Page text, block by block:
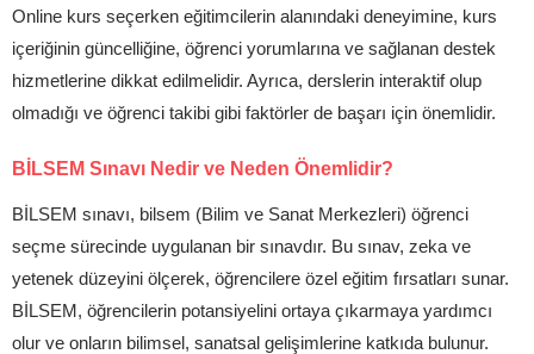
Online kurs seçerken eğitimcilerin alanındaki deneyimine, kurs
içeriğinin güncelliğine, öğrenci yorumlarına ve sağlanan destek
hizmetlerine dikkat edilmelidir. Ayrıca, derslerin interaktif olup
olmadığı ve öğrenci takibi gibi faktörler de başarı için önemlidir.
BİLSEM Sınavı Nedir ve Neden Önemlidir?
BİLSEM sınavı, bilsem (Bilim ve Sanat Merkezleri) öğrenci
seçme sürecinde uygulanan bir sınavdır. Bu sınav, zeka ve
yetenek düzeyini ölçerek, öğrencilere özel eğitim fırsatları sunar.
BİLSEM, öğrencilerin potansiyelini ortaya çıkarmaya yardımcı
olur ve onların bilimsel, sanatsal gelişimlerine katkıda bulunur.